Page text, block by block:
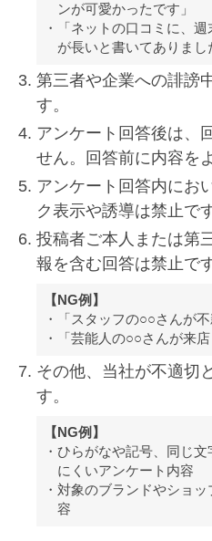
ンが可愛かったです」
「ネットの口コミに、
が長いと書いてありまし
第三者や企業への誹謗
す。
アンケート回答後は、
せん。回答前に内容を
アンケート回答内にお
ク表示や誘導は禁止です
投稿者ご本人または第
報を含む回答は禁止です
【NG例】
「スタッフの○○さんが不
「芸能人の○○さんが来
その他、当社が不適切
す。
【NG例】
ひらがなや記号、同じ
にくいアンケート内容
対象のブランドやショ
容